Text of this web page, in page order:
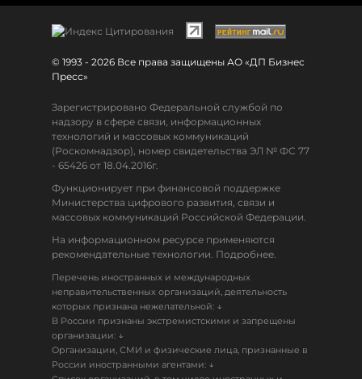
© 1993 - 2026 Все права защищены АО «ДП Бизнес
Пресс»
Зарегистрировано Федеральной службой по
надзору в сфере связи, информационных
технологий и массовых коммуникаций
(Роскомнадзор), номер свидетельства ЭЛ № ФС 77
- 65426 от 18.04.2016г.
Функционирует при финансовой поддержке
Министерства цифрового развития, связи и
массовых коммуникаций Российской Федерации.
На информационном ресурсе применяются
рекомендательные технологии. Подробнее.
Перечень иностранных и международных
неправительственных организаций, деятельность
которых признана нежелательной: ↓
В России признаны экстремистскими и запрещены
организации: ↓
Организации, СМИ и физические лица, признанные в
России иностранными агентами: ↓